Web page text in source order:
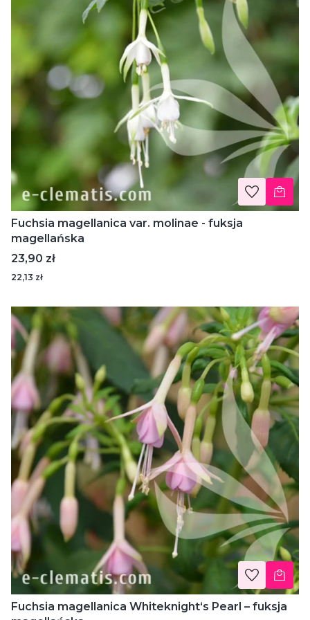
Fuchsia magellanica var. molinae - fuksja
magellańska
Cena
23,90 zł
22,13 zł
Fuchsia magellanica Whiteknight‘s Pearl – fuksja